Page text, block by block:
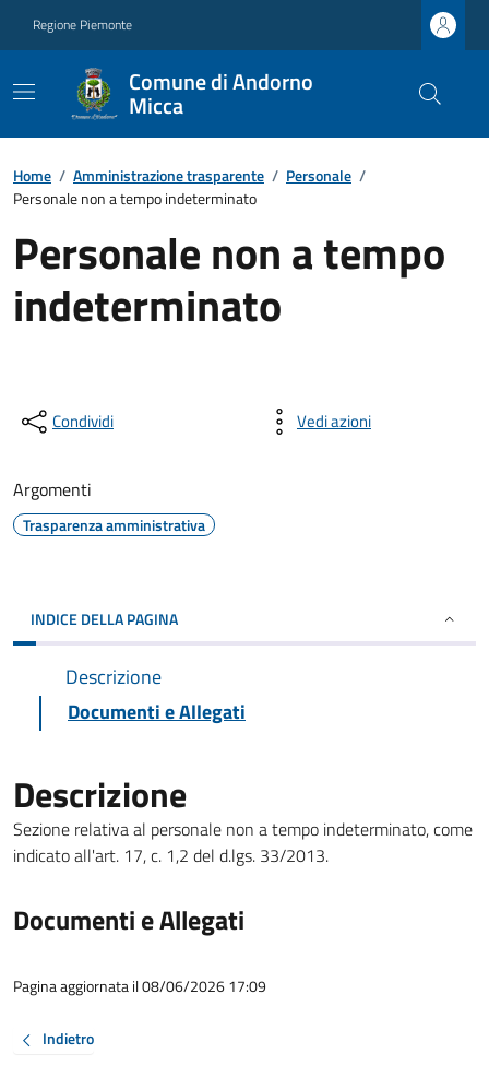
Regione Piemonte
Comune di Andorno
Micca
Home / Amministrazione trasparente / Personale /
Personale non a tempo indeterminato
Personale non a tempo
indeterminato
Condividi Vedi azioni
Argomenti
Trasparenza amministrativa
INDICE DELLA PAGINA
Descrizione
Documenti e Allegati
Descrizione
Sezione relativa al personale non a tempo indeterminato, come
indicato all'art. 17, c. 1,2 del d.lgs. 33/2013.
Documenti e Allegati
Pagina aggiornata il 08/06/2026 17:09
Indietro